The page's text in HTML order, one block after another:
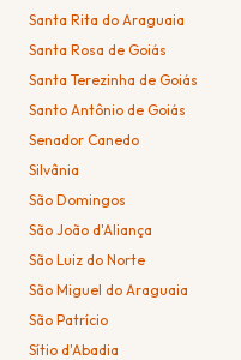
Santa Rita do Araguaia
Santa Rosa de Goiás
Santa Terezinha de Goiás
Santo Antônio de Goiás
Senador Canedo
Silvânia
São Domingos
São João d'Aliança
São Luiz do Norte
São Miguel do Araguaia
São Patrício
Sítio d'Abadia